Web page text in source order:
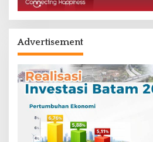
Advertisement